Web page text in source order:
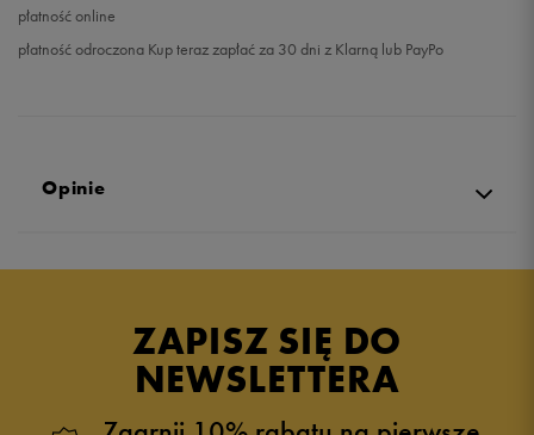
płatność online
płatność odroczona Kup teraz zapłać za 30 dni z Klarną lub PayPo
Opinie
ZAPISZ SIĘ DO
NEWSLETTERA